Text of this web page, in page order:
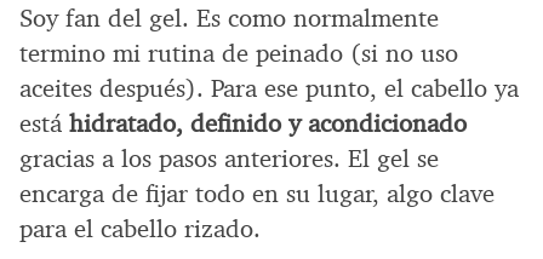
Soy fan del gel. Es como normalmente
termino mi rutina de peinado (si no uso
aceites después). Para ese punto, el cabello ya
está hidratado, definido y acondicionado
gracias a los pasos anteriores. El gel se
encarga de fijar todo en su lugar, algo clave
para el cabello rizado.